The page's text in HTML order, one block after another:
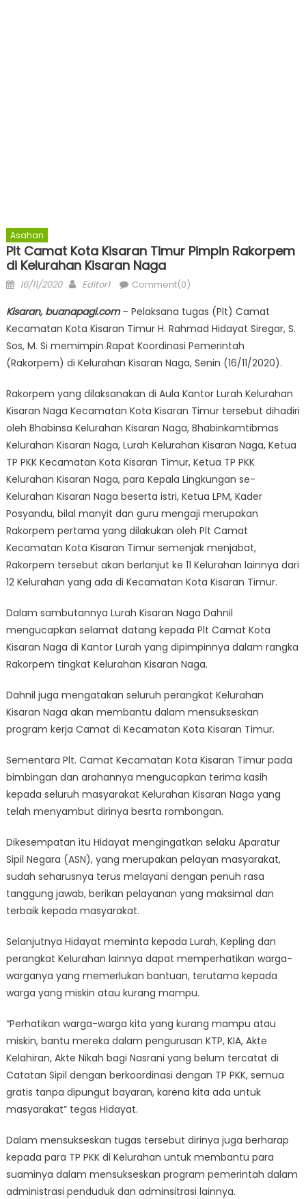
Asahan
Plt Camat Kota Kisaran Timur Pimpin Rakorpem
di Kelurahan Kisaran Naga
Posted
16/11/2020 Author
Editor1 Comment(0)
Kisaran, buanapagi.com– Pelaksana tugas (Plt) Camat
Kecamatan Kota Kisaran Timur H. Rahmad Hidayat Siregar, S.
Sos, M. Si memimpin Rapat Koordinasi Pemerintah
(Rakorpem) di Kelurahan Kisaran Naga, Senin (16/11/2020).
Rakorpem yang dilaksanakan di Aula Kantor Lurah Kelurahan
Kisaran Naga Kecamatan Kota Kisaran Timur tersebut dihadiri
oleh Bhabinsa Kelurahan Kisaran Naga, Bhabinkamtibmas
Kelurahan Kisaran Naga, Lurah Kelurahan Kisaran Naga, Ketua
TP PKK Kecamatan Kota Kisaran Timur, Ketua TP PKK
Kelurahan Kisaran Naga, para Kepala Lingkungan se-
Kelurahan Kisaran Naga beserta istri, Ketua LPM, Kader
Posyandu, bilal manyit dan guru mengaji merupakan
Rakorpem pertama yang dilakukan oleh Plt Camat
Kecamatan Kota Kisaran Timur semenjak menjabat,
Rakorpem tersebut akan berlanjut ke 11 Kelurahan lainnya dari
12 Kelurahan yang ada di Kecamatan Kota Kisaran Timur.
Dalam sambutannya Lurah Kisaran Naga Dahnil
mengucapkan selamat datang kepada Plt Camat Kota
Kisaran Naga di Kantor Lurah yang dipimpinnya dalam rangka
Rakorpem tingkat Kelurahan Kisaran Naga.
Dahnil juga mengatakan seluruh perangkat Kelurahan
Kisaran Naga akan membantu dalam mensukseskan
program kerja Camat di Kecamatan Kota Kisaran Timur.
Sementara Plt. Camat Kecamatan Kota Kisaran Timur pada
bimbingan dan arahannya mengucapkan terima kasih
kepada seluruh masyarakat Kelurahan Kisaran Naga yang
telah menyambut dirinya besrta rombongan.
Dikesempatan itu Hidayat mengingatkan selaku Aparatur
Sipil Negara (ASN), yang merupakan pelayan masyarakat,
sudah seharusnya terus melayani dengan penuh rasa
tanggung jawab, berikan pelayanan yang maksimal dan
terbaik kepada masyarakat.
Selanjutnya Hidayat meminta kepada Lurah, Kepling dan
perangkat Kelurahan lainnya dapat memperhatikan warga-
warganya yang memerlukan bantuan, terutama kepada
warga yang miskin atau kurang mampu.
“Perhatikan warga-warga kita yang kurang mampu atau
miskin, bantu mereka dalam pengurusan KTP, KIA, Akte
Kelahiran, Akte Nikah bagi Nasrani yang belum tercatat di
Catatan Sipil dengan berkoordinasi dengan TP PKK, semua
gratis tanpa dipungut bayaran, karena kita ada untuk
masyarakat” tegas Hidayat.
Dalam mensukseskan tugas tersebut dirinya juga berharap
kepada para TP PKK di Kelurahan untuk membantu para
suaminya dalam mensukseskan program pemerintah dalam
administrasi penduduk dan adminsitrasi lainnya.